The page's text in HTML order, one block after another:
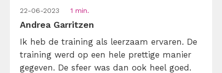
22-06-2023 1 min.
Andrea Garritzen
Ik heb de training als leerzaam ervaren. De
training werd op een hele prettige manier
gegeven. De sfeer was dan ook heel goed.